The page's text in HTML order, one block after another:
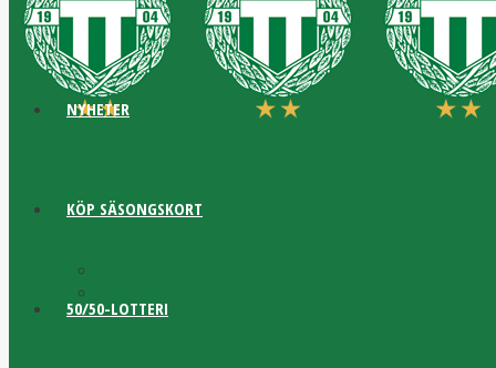
NYHETER
KÖP SÄSONGSKORT
50/50-LOTTERI